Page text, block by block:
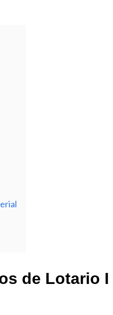
de Lotario I